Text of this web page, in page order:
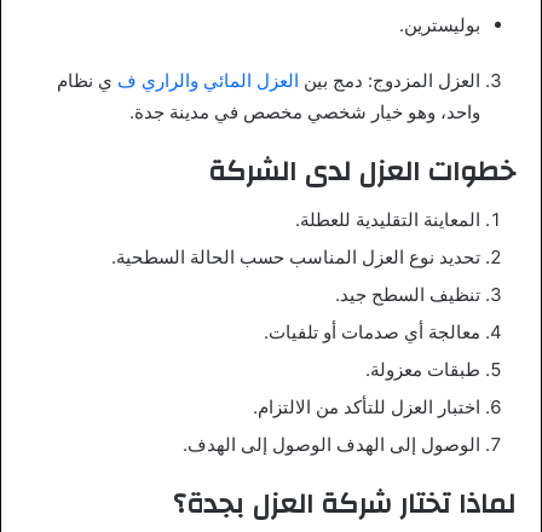
بوليسترين.
العزل المزدوج: دمج بين العزل المائي والراري ف ي نظام
واحد، وهو خيار شخصي مخصص في مدينة جدة.
خطوات العزل لدى الشركة
المعاينة التقليدية للعطلة.
تحديد نوع العزل المناسب حسب الحالة السطحية.
تنظيف السطح جيد.
معالجة أي صدمات أو تلفيات.
طبقات معزولة.
اختبار العزل للتأكد من الالتزام.
الوصول إلى الهدف الوصول إلى الهدف.
لماذا تختار شركة العزل بجدة؟